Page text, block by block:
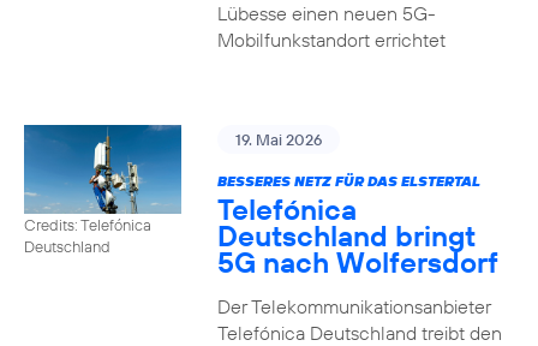
Lübesse einen neuen 5G-
Mobilfunkstandort errichtet
Credits: Telefónica
Deutschland
19. Mai 2026
BESSERES NETZ FÜR DAS ELSTERTAL
Telefónica
Deutschland bringt
5G nach Wolfersdorf
Der Telekommunikationsanbieter
Telefónica Deutschland treibt den